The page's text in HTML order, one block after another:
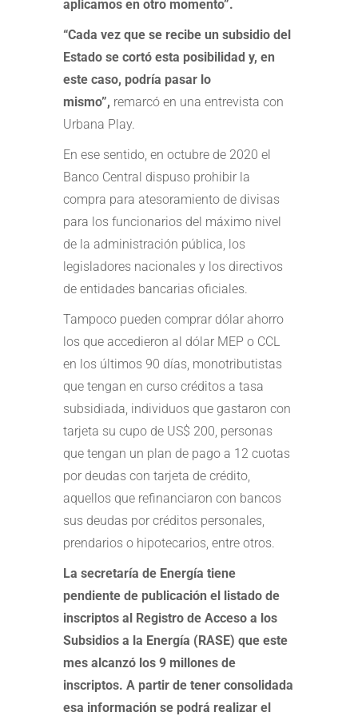
aplicamos en otro momento”.
“Cada vez que se recibe un subsidio del
Estado se cortó esta posibilidad y, en
este caso, podría pasar lo
mismo”, remarcó en una entrevista con
Urbana Play.
En ese sentido, en octubre de 2020 el
Banco Central dispuso prohibir la
compra para atesoramiento de divisas
para los funcionarios del máximo nivel
de la administración pública, los
legisladores nacionales y los directivos
de entidades bancarias oficiales.
Tampoco pueden comprar dólar ahorro
los que accedieron al dólar MEP o CCL
en los últimos 90 días, monotributistas
que tengan en curso créditos a tasa
subsidiada, individuos que gastaron con
tarjeta su cupo de US$ 200, personas
que tengan un plan de pago a 12 cuotas
por deudas con tarjeta de crédito,
aquellos que refinanciaron con bancos
sus deudas por créditos personales,
prendarios o hipotecarios, entre otros.
La secretaría de Energía tiene
pendiente de publicación el listado de
inscriptos al Registro de Acceso a los
Subsidios a la Energía (RASE) que este
mes alcanzó los 9 millones de
inscriptos. A partir de tener consolidada
esa información se podrá realizar el